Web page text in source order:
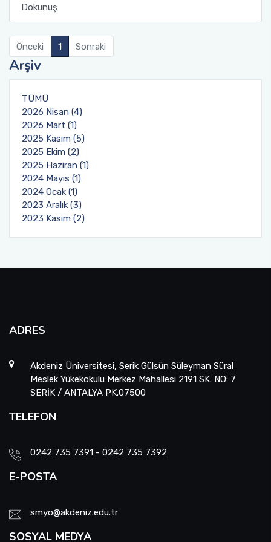
Dokunuş
Önceki 1 Sonraki
Arşiv
TÜMÜ
2026 Nisan (4)
2026 Mart (1)
2025 Kasım (5)
2025 Ekim (2)
2025 Haziran (1)
2024 Mayıs (1)
2024 Ocak (1)
2023 Aralık (3)
2023 Kasım (2)
ADRES
Akdeniz Üniversitesi, Serik Gülsün Süleyman Süral
Meslek Yükekokulu Merkez Mahallesi 2191 SK. NO: 7
SERİK / ANTALYA PK.07500
TELEFON
0242 735 7391 - 0242 735 7392
E-POSTA
smyo@akdeniz.edu.tr
SOSYAL MEDYA
Toplumsal Duyarlılık ve Katkı Projeleri Birim
Komisyonu
Tıbbi Hizmetler ve Teknikler - Optisyenlik
Yönetim ve Organizasyon
Ders İçerikleri
Uzaktan Eğitim Rehberleri
Öğrenci Dilekçe Örnekleri
Mezuniyet İşlemleri
Öğrencilerimiz İçin Faydalı Linkler
SSS